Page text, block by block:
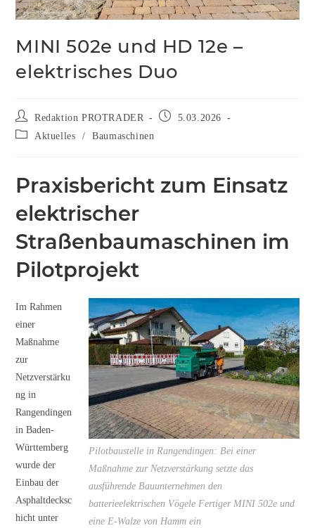
MINI 502e und HD 12e –
elektrisches Duo
Redaktion PROTRADER
5.03.2026
Aktuelles
/ Baumaschinen
Praxisbericht zum Einsatz
elektrischer
Straßenbaumaschinen im
Pilotprojekt
Pilotbaustelle in Rangendingen: Bei einer
Maßnahme zur Netzverstärkung setzte das
ausführende Bauunternehmen den
batterieelektrischen Vögele Fertiger MINI 502e und
eine E-Walze von Hamm ein
Im Rahmen
einer
Maßnahme
zur
Netzverstärku
ng in
Rangendingen
in Baden-
Württemberg
wurde der
Einbau der
Asphaltdecksc
hicht unter